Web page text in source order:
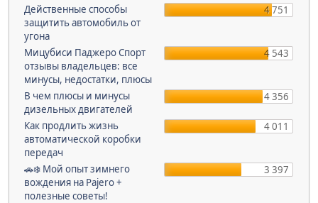
Действенные способы
защитить автомобиль от
угона
4 751
Мицубиси Паджеро Спорт
отзывы владельцев: все
минусы, недостатки, плюсы
4 543
В чем плюсы и минусы
дизельных двигателей
4 356
Как продлить жизнь
автоматической коробки
передач
4 011
🚗❄️ Мой опыт зимнего
вождения на Pajero +
полезные советы!
3 397